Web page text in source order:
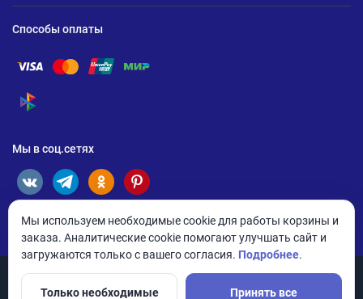
Способы оплаты
Помощь по оплате Visa
Помощь по оплате Mastercard
Помощь по оплате UnionPay
Помощь по оплате Мир
Помощь по оплате СБП
Мы в соц.сетях
© 2026 ANDPRO / ООО «АНД-Системс»
Мы используем необходимые cookie для работы корзины и
заказа. Аналитические cookie помогают улучшать сайт и
загружаются только с вашего согласия. Подробнее.
Только необходимые Принять все